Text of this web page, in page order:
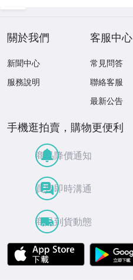
關於我們
新聞中心
服務說明
客服中心
常見問答
聯絡客服
最新公告
手機逛拍賣，購物更便利
商品降價通知
買賣即時溝通
商品到貨動態
APP Store